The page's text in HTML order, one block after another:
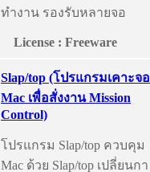
ทำงาน รองรับหลายจอ
License : Freeware
Slap/top (โปรแกรมเคาะจอ
Mac เพื่อสั่งงาน Mission
Control)
โปรแกรม Slap/top ควบคุม
Mac ด้วย Slap/top เปลี่ยนกา